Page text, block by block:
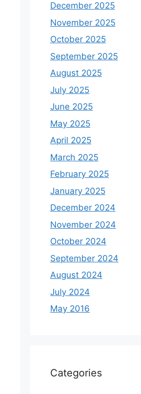
December 2025
November 2025
October 2025
September 2025
August 2025
July 2025
June 2025
May 2025
April 2025
March 2025
February 2025
January 2025
December 2024
November 2024
October 2024
September 2024
August 2024
July 2024
May 2016
Categories